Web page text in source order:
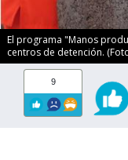
El programa "Manos
centros de detención.
9